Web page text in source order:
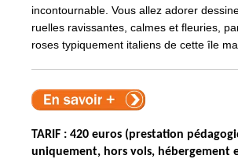
incontournable. Vous allez adorer
ruelles ravissantes, calmes et fleuries,
roses typiquement italiens de cette île
TARIF : 420 euros (prestation
uniquement, hors vols, hébergement